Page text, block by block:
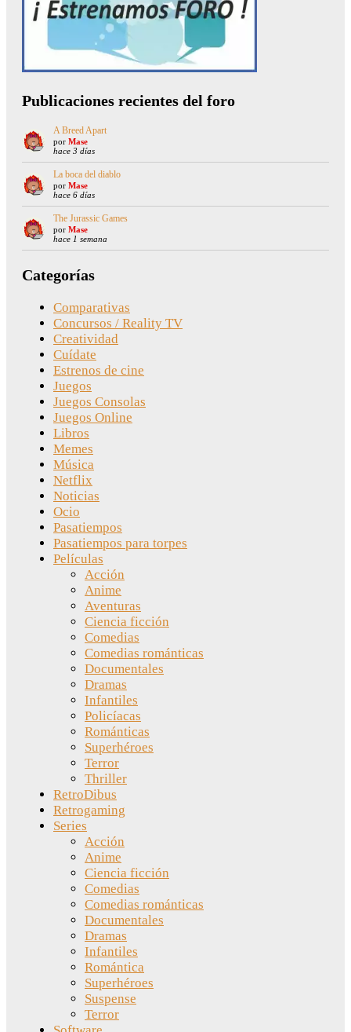
Publicaciones recientes del foro
A Breed Apart
por Mase
hace 3 días
La boca del diablo
por Mase
hace 6 días
The Jurassic Games
por Mase
hace 1 semana
Categorías
Comparativas
Concursos / Reality TV
Creatividad
Cuídate
Estrenos de cine
Juegos
Juegos Consolas
Juegos Online
Libros
Memes
Música
Netflix
Noticias
Ocio
Pasatiempos
Pasatiempos para torpes
Películas
Acción
Anime
Aventuras
Ciencia ficción
Comedias
Comedias románticas
Documentales
Dramas
Infantiles
Policíacas
Románticas
Superhéroes
Terror
Thriller
RetroDibus
Retrogaming
Series
Acción
Anime
Ciencia ficción
Comedias
Comedias románticas
Documentales
Dramas
Infantiles
Romántica
Superhéroes
Suspense
Terror